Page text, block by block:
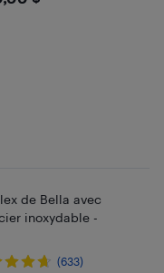
de Bella avec
inoxydable -
(633)